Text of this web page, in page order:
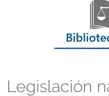
Legislación